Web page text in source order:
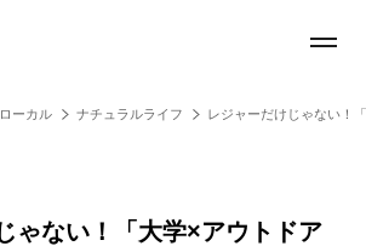
ーカル ナチュラルライフ レジャーだけじゃない！
ゃない！「大学×アウトドア